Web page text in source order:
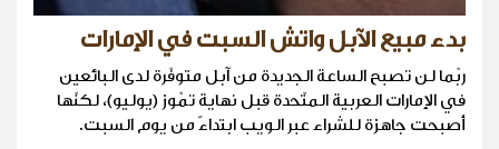
بدء مبيع الآبل واتش السبت في الإمارات
ربّما لن تصبح الساعة الجديدة من آبل متوفّرة لدى البائعين
في الإمارات العربية المتّحدة قبل نهاية تمّوز (يوليو)، لكنّها
أصبحت جاهزة للشراء عبر الويب ابتداءً من يوم السبت.